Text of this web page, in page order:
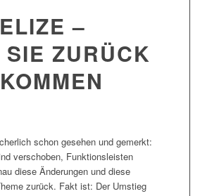
–
ZURÜCK
schon gesehen und gemerkt:
verschoben, Funktionsleisten
diese Änderungen und diese
zurück. Fakt ist: Der Umstieg